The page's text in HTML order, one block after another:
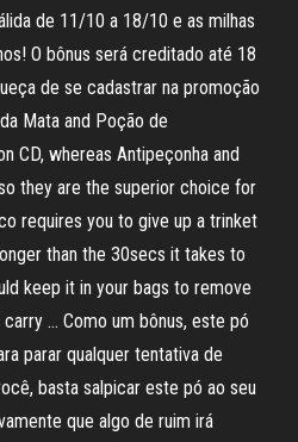
de 11/10 a 18/10 e as milhas
O bônus será creditado até 18
de se cadastrar na promoção
Mata and Poção de
CD, whereas Antipeçonha and
they are the superior choice for
requires you to give up a trinket
than the 30secs it takes to
keep it in your bags to remove
… Como um bônus, este pó
parar qualquer tentativa de
basta salpicar este pó ao seu
que algo de ruim irá